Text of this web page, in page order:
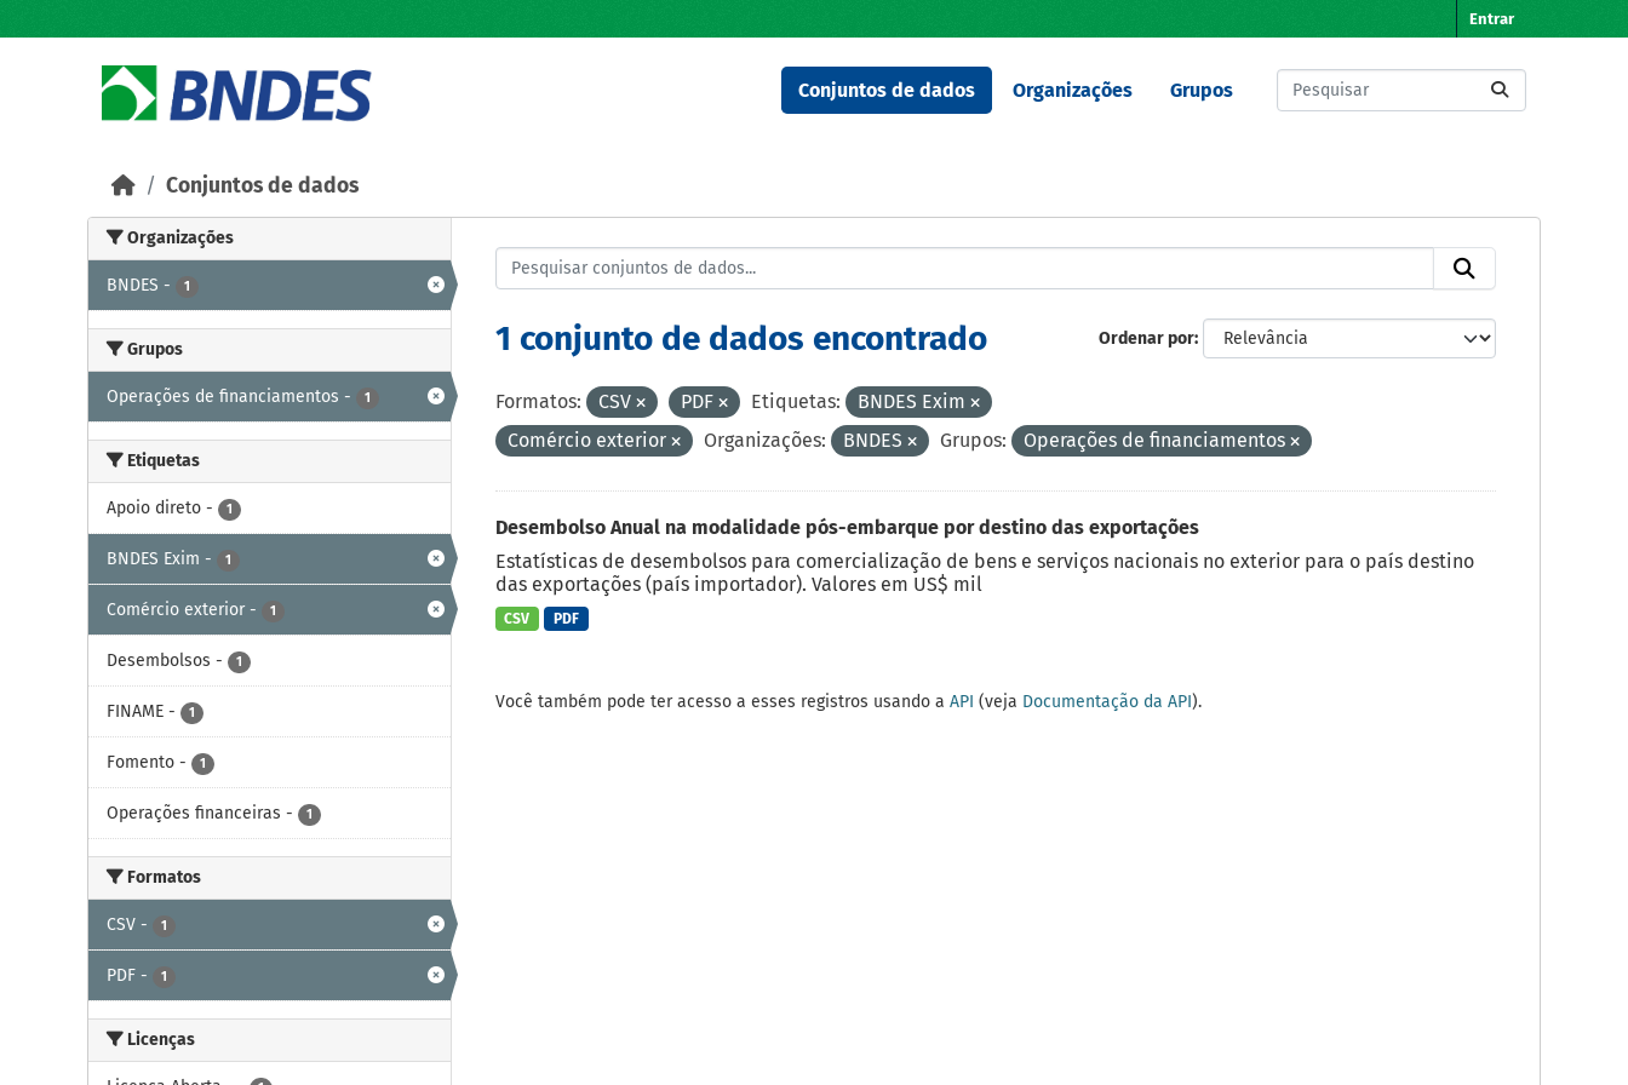
Entrar
Conjuntos de dados Organizações Grupos
Conjuntos de dados
Organizações
BNDES - 1
Grupos
Operações de financiamentos - 1
Etiquetas
Apoio direto - 1
BNDES Exim - 1
Comércio exterior - 1
Desembolsos - 1
FINAME - 1
Fomento - 1
Operações financeiras - 1
Formatos
CSV - 1
PDF - 1
Licenças
Ordenar por
1 conjunto de dados encontrado
Formatos: CSV PDF Etiquetas:
BNDES Exim
Comércio exterior
Organizações: BNDES Grupos: Operações de financiamentos
Desembolso Anual na modalidade pós-embarque por destino das exportações
Estatísticas de desembolsos para comercialização de bens e serviços nacionais no exterior para o país destino
das exportações (país importador). Valores em US$ mil
CSV PDF
Você também pode ter acesso a esses registros usando a API (veja Documentação da API).